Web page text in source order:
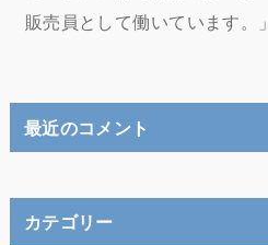
販売員として働いています。」
最近のコメント
カテゴリー